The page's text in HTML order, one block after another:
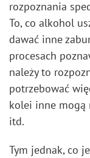
rozpoznania
To, co alkohol
dawać inne
procesach
należy to
potrzebować
kolei inne mogą
itd.
Tym jednak, co